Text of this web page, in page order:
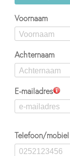
Voornaam
Achternaam
E-mailadres
Telefoon/mobiel